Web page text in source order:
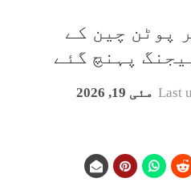
پوٹن چین کے
پہنچ گئے
Last مئی 19, 2026